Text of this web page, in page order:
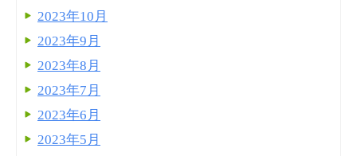
2023年10月
2023年9月
2023年8月
2023年7月
2023年6月
2023年5月